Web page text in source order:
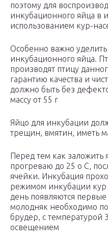
поэтому для
инкубационного яйца в
использованием кур-
Особенно важно
инкубационного яйца.
производят птицу
гарантию качества и
должно быть без
массу от 55 г
Яйцо для инкубации
трещин, вмятин, иметь
Перед тем как заложить
прогреваю до 25 о С,
ячейки. Инкубация
режимом инкубации кур
день появляются
молодняк необходимо
брудер, с температурой
освещением